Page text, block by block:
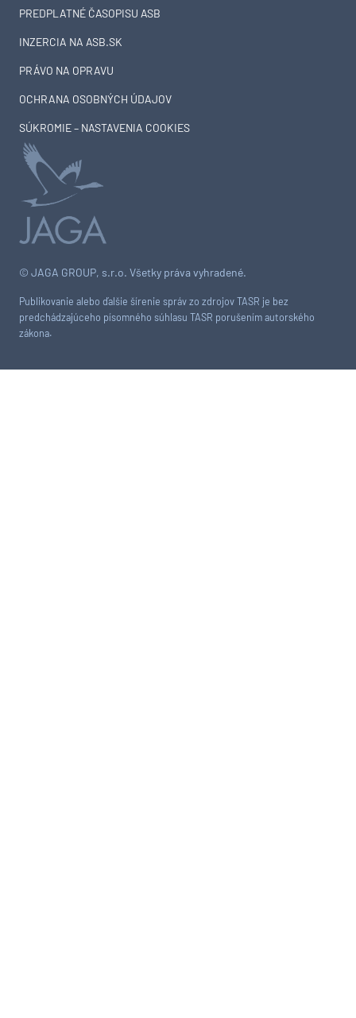
© JAGA GROUP, s.r.o. Všetky práva vyhradené.
Publikovanie alebo ďalšie šírenie správ zo zdrojov TASR je bez
predchádzajúceho písomného súhlasu TASR porušením autorského
zákona.
PREDPLATNÉ ČASOPISU ASB
INZERCIA NA ASB.SK
PRÁVO NA OPRAVU
OCHRANA OSOBNÝCH ÚDAJOV
SÚKROMIE – NASTAVENIA COOKIES